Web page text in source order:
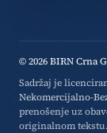
© 2026 BIRN Crna
Sadržaj je
Nekomercijalno-
prenošenje uz
originalnom tekstu.